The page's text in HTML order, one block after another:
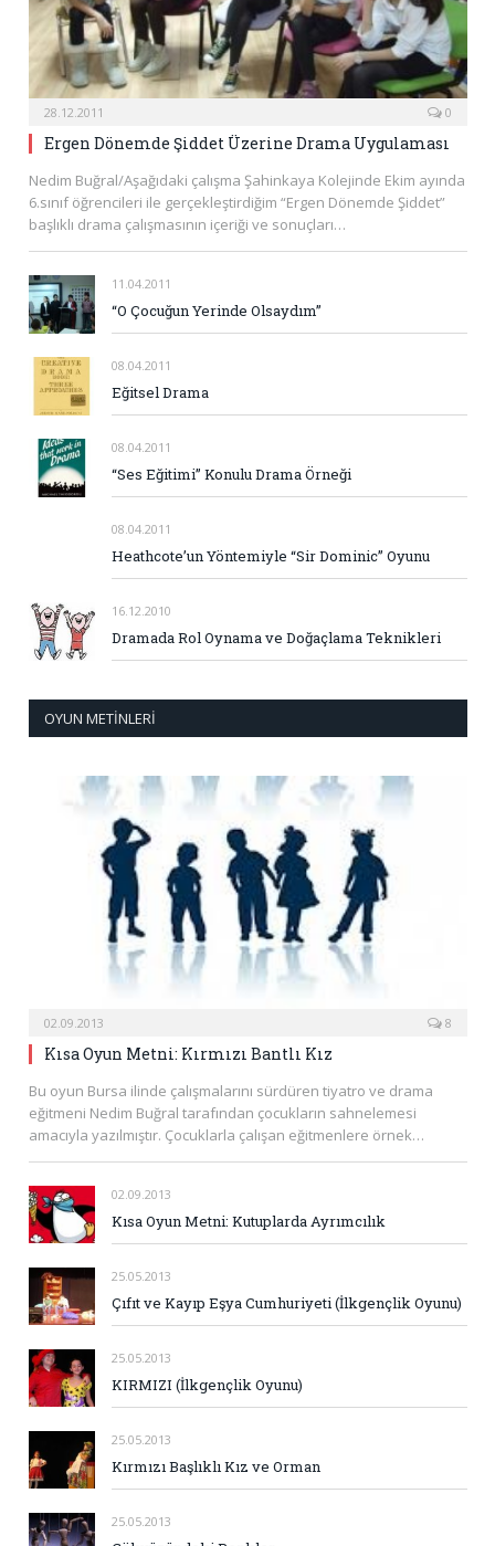
28.12.2011 0
Ergen Dönemde Şiddet Üzerine Drama Uygulaması
Nedim Buğral/Aşağıdaki çalışma Şahinkaya Kolejinde Ekim ayında
6.sınıf öğrencileri ile gerçekleştirdiğim “Ergen Dönemde Şiddet”
başlıklı drama çalışmasının içeriği ve sonuçları…
11.04.2011
“O Çocuğun Yerinde Olsaydım”
08.04.2011
Eğitsel Drama
08.04.2011
“Ses Eğitimi” Konulu Drama Örneği
08.04.2011
Heathcote’un Yöntemiyle “Sir Dominic” Oyunu
16.12.2010
Dramada Rol Oynama ve Doğaçlama Teknikleri
OYUN METINLERI
02.09.2013 8
Kısa Oyun Metni: Kırmızı Bantlı Kız
Bu oyun Bursa ilinde çalışmalarını sürdüren tiyatro ve drama
eğitmeni Nedim Buğral tarafından çocukların sahnelemesi
amacıyla yazılmıştır. Çocuklarla çalışan eğitmenlere örnek…
02.09.2013
Kısa Oyun Metni: Kutuplarda Ayrımcılık
25.05.2013
Çıfıt ve Kayıp Eşya Cumhuriyeti (İlkgençlik Oyunu)
25.05.2013
KIRMIZI (İlkgençlik Oyunu)
25.05.2013
Kırmızı Başlıklı Kız ve Orman
25.05.2013